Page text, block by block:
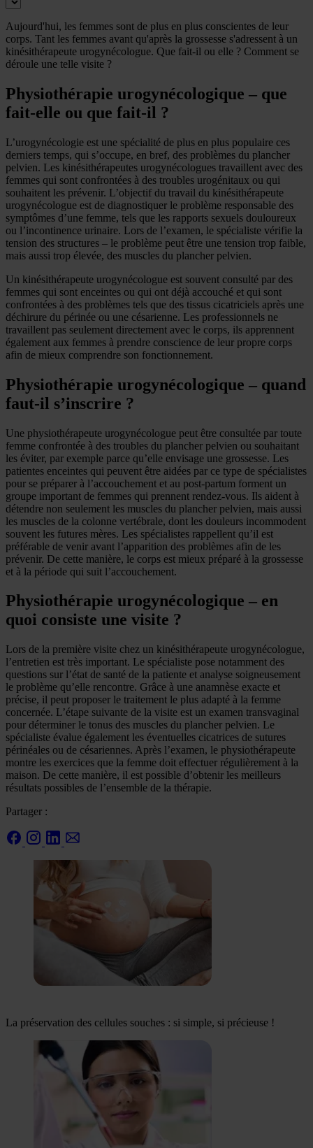
Aujourd'hui, les femmes sont de plus en plus conscientes de leur
corps. Tant les femmes avant qu'après la grossesse s'adressent à un
kinésithérapeute urogynécologue. Que fait-il ou elle ? Comment se
déroule une telle visite ?
Physiothérapie urogynécologique – que
fait-elle ou que fait-il ?
L’urogynécologie est une spécialité de plus en plus populaire ces
derniers temps, qui s’occupe, en bref, des problèmes du plancher
pelvien. Les kinésithérapeutes urogynécologues travaillent avec des
femmes qui sont confrontées à des troubles urogénitaux ou qui
souhaitent les prévenir. L’objectif du travail du kinésithérapeute
urogynécologue est de diagnostiquer le problème responsable des
symptômes d’une femme, tels que les rapports sexuels douloureux
ou l’incontinence urinaire. Lors de l’examen, le spécialiste vérifie la
tension des structures – le problème peut être une tension trop faible,
mais aussi trop élevée, des muscles du plancher pelvien.
Un kinésithérapeute urogynécologue est souvent consulté par des
femmes qui sont enceintes ou qui ont déjà accouché et qui sont
confrontées à des problèmes tels que des tissus cicatriciels après une
déchirure du périnée ou une césarienne. Les professionnels ne
travaillent pas seulement directement avec le corps, ils apprennent
également aux femmes à prendre conscience de leur propre corps
afin de mieux comprendre son fonctionnement.
Physiothérapie urogynécologique – quand
faut-il s’inscrire ?
Une physiothérapeute urogynécologue peut être consultée par toute
femme confrontée à des troubles du plancher pelvien ou souhaitant
les éviter, par exemple parce qu’elle envisage une grossesse. Les
patientes enceintes qui peuvent être aidées par ce type de spécialistes
pour se préparer à l’accouchement et au post-partum forment un
groupe important de femmes qui prennent rendez-vous. Ils aident à
détendre non seulement les muscles du plancher pelvien, mais aussi
les muscles de la colonne vertébrale, dont les douleurs incommodent
souvent les futures mères. Les spécialistes rappellent qu’il est
préférable de venir avant l’apparition des problèmes afin de les
prévenir. De cette manière, le corps est mieux préparé à la grossesse
et à la période qui suit l’accouchement.
Physiothérapie urogynécologique – en
quoi consiste une visite ?
Lors de la première visite chez un kinésithérapeute urogynécologue,
l’entretien est très important. Le spécialiste pose notamment des
questions sur l’état de santé de la patiente et analyse soigneusement
le problème qu’elle rencontre. Grâce à une anamnèse exacte et
précise, il peut proposer le traitement le plus adapté à la femme
concernée. L’étape suivante de la visite est un examen transvaginal
pour déterminer le tonus des muscles du plancher pelvien. Le
spécialiste évalue également les éventuelles cicatrices de sutures
périnéales ou de césariennes. Après l’examen, le physiothérapeute
montre les exercices que la femme doit effectuer régulièrement à la
maison. De cette manière, il est possible d’obtenir les meilleurs
résultats possibles de l’ensemble de la thérapie.
Partager :
La préservation des cellules souches : si simple, si précieuse !